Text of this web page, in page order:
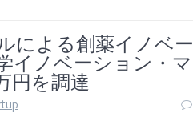
による創薬イノベー
イノベーション・マ
円を調達